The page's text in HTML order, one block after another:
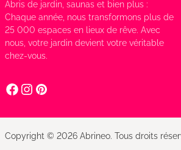
Abris de jardin, saunas et bien plus :
Chaque année, nous transformons plus de
25 000 espaces en lieux de rêve. Avec
nous, votre jardin devient votre véritable
chez-vous.
Copyright © 2026 Abrineo. Tous droits